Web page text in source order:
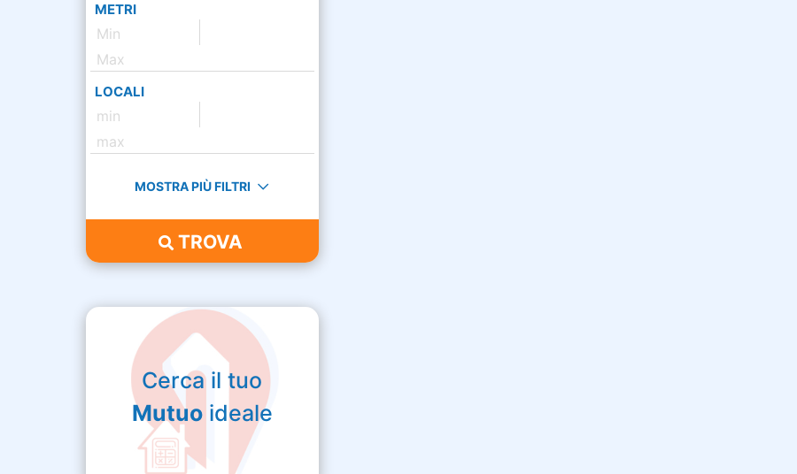
METRI
LOCALI
MOSTRA PIÙ FILTRI
TROVA
Cerca il tuo
Mutuoideale